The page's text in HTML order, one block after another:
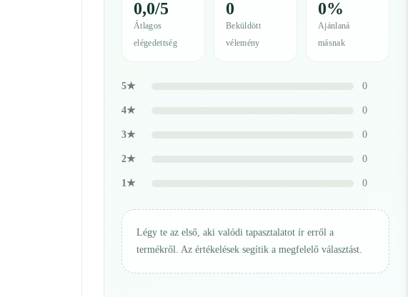
0,0/5
Átlagos
elégedettség
0
Beküldött
vélemény
0%
Ajánlaná
másnak
5★ 0
4★ 0
3★ 0
2★ 0
1★ 0
Légy te az első, aki valódi tapasztalatot ír erről a
termékről. Az értékelések segítik a megfelelő választást.